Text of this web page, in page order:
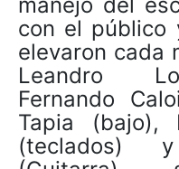
con el público
elevaron cada
Leandro
Fernando
Tapia (bajo),
(teclados)